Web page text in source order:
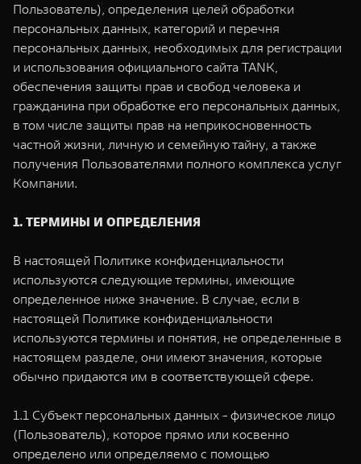
WEY 07
Расширяя границы комфорта
от 6 149 000 ₽
WEY 05
Эстетика нового времени
от 5 699 000 ₽
Масштаб возможностей Масштаб возможностей
TANK Страхование
Подписки
Пользователь), определения целей обработки
персональных данных, категорий и перечня
персональных данных, необходимых для регистрации
и использования официального сайта TANK,
обеспечения защиты прав и свобод человека и
гражданина при обработке его персональных данных,
в том числе защиты прав на неприкосновенность
частной жизни, личную и семейную тайну, а также
получения Пользователями полного комплекса услуг
Компании.
1. ТЕРМИНЫ И ОПРЕДЕЛЕНИЯ
В настоящей Политике конфиденциальности
используются следующие термины, имеющие
определенное ниже значение. В случае, если в
настоящей Политике конфиденциальности
используются термины и понятия, не определенные в
настоящем разделе, они имеют значения, которые
обычно придаются им в соответствующей сфере.
1.1 Субъект персональных данных - физическое лицо
(Пользователь), которое прямо или косвенно
определено или определяемо с помощью